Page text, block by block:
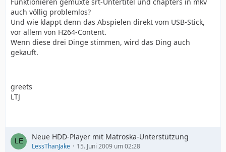
auch völlig problemlos?
Und wie klappt denn das Abspielen direkt vom USB-Stick,
vor allem von H264-Content.
Wenn diese drei Dinge stimmen, wird das Ding auch
gekauft.
greets
LTJ
Neue HDD-Player mit Matroska-Unterstützung
LessThanJake 15. Juni 2009 um 02:28